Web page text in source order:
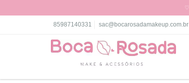
♡
85987140331 sac@bocarosadamakeup.com.br